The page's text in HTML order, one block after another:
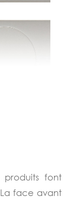
produits font
face avant